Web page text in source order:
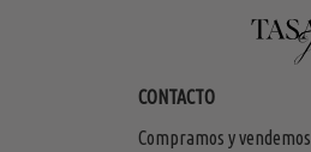
CONTACTO
Compramos y vendemos